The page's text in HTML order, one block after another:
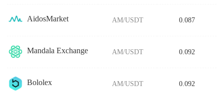
AidosMarket AM/USDT 0.087
Mandala Exchange AM/USDT 0.092
Bololex AM/USDT 0.092